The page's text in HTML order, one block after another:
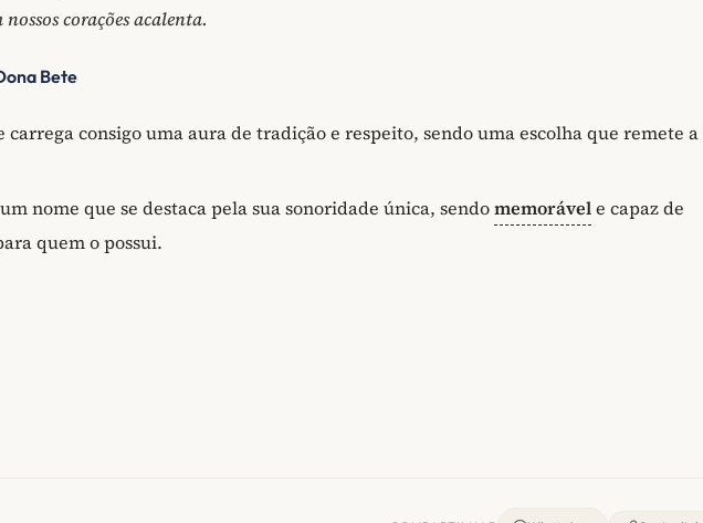
corações acalenta.
Bete
carrega consigo uma aura de tradição e respeito, sendo uma escolha que remete a
nome que se destaca pela sua sonoridade única, sendomemorávele capaz de
quem o possui.